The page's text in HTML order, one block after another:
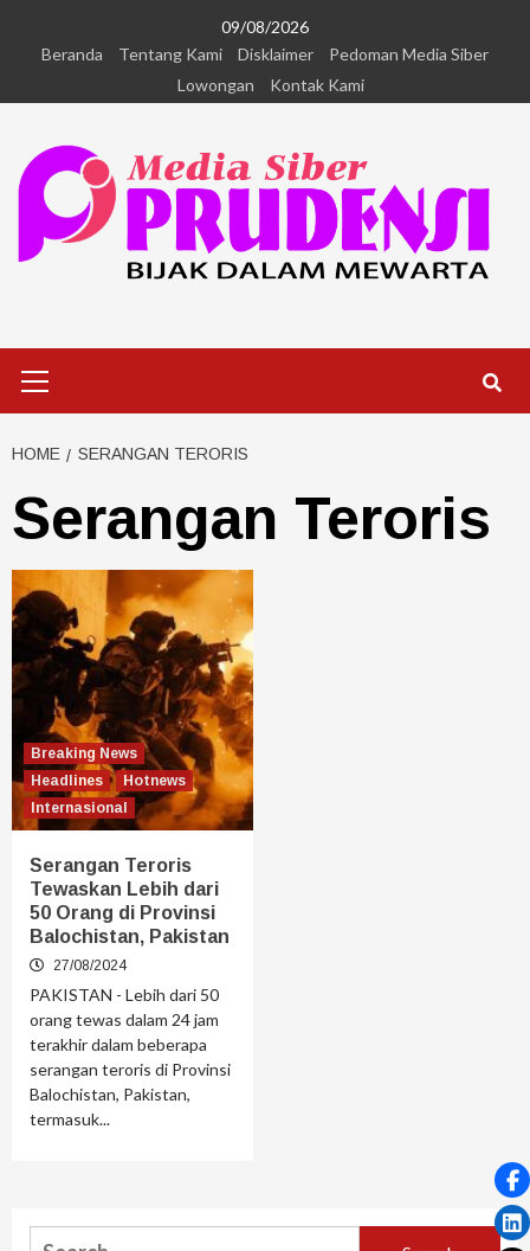
09/08/2026
Beranda
Tentang Kami Disklaimer
Pedoman Media Siber
Lowongan
Kontak Kami
HOME SERANGAN TERORIS
Serangan Teroris
Breaking News
Headlines
Hotnews
Internasional
Serangan Teroris
Tewaskan Lebih dari
50 Orang di Provinsi
Balochistan, Pakistan
27/08/2024
PAKISTAN - Lebih dari 50
orang tewas dalam 24 jam
terakhir dalam beberapa
serangan teroris di Provinsi
Balochistan, Pakistan,
termasuk...